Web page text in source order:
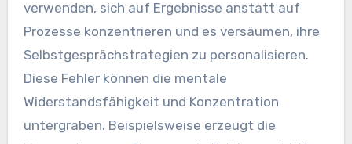
verwenden, sich auf Ergebnisse anstatt auf
Prozesse konzentrieren und es versäumen, ihre
Selbstgesprächstrategien zu personalisieren.
Diese Fehler können die mentale
Widerstandsfähigkeit und Konzentration
untergraben. Beispielsweise erzeugt die